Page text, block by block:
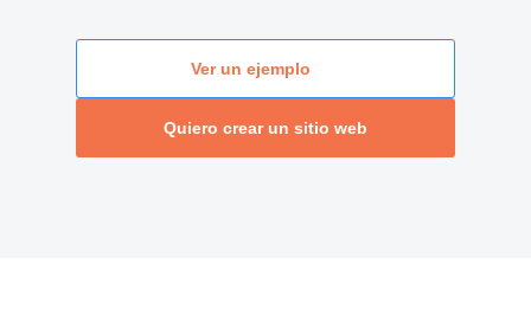
Ver un ejemplo
Quiero crear un sitio web